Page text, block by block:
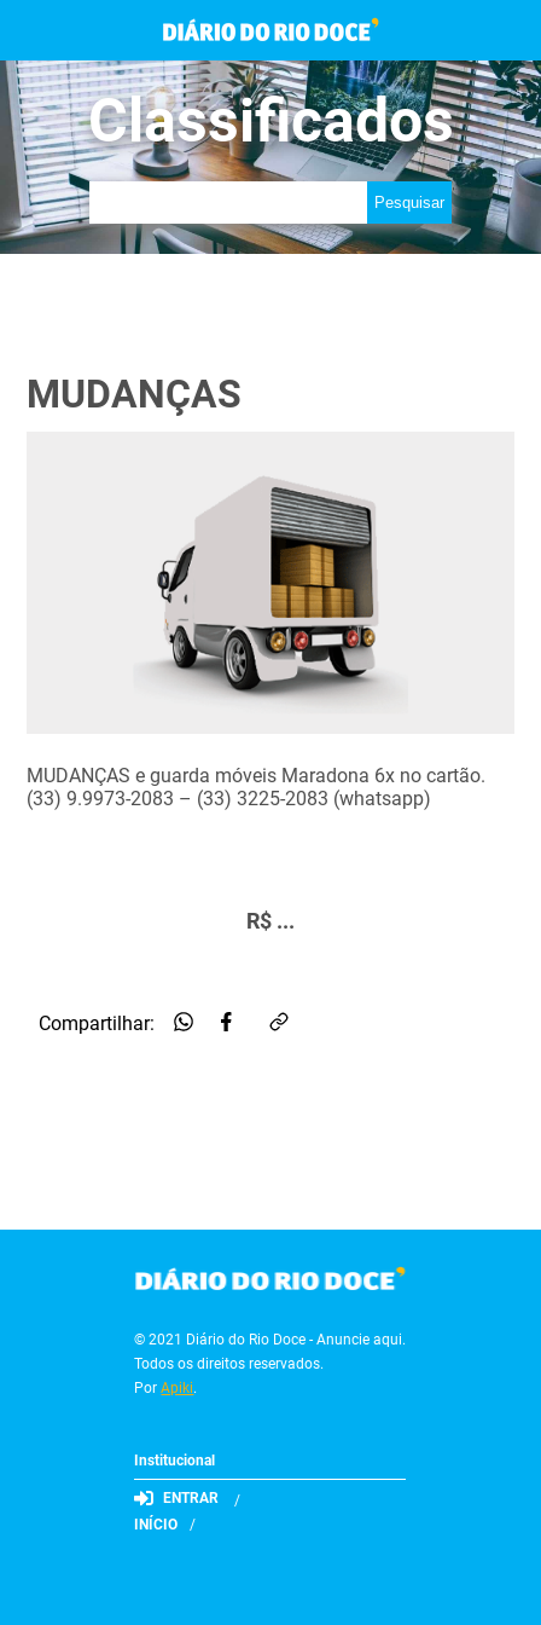
Classificados
MUDANÇAS
MUDANÇAS e guarda móveis Maradona 6x no cartão.
(33) 9.9973-2083 – (33) 3225-2083 (whatsapp)
R$ ...
Compartilhar:
© 2021 Diário do Rio Doce - Anuncie aqui.
Todos os direitos reservados.
PorApiki.
Institucional
ENTRAR
INÍCIO